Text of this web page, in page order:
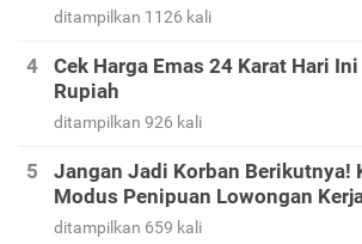
ditampilkan 1126 kali
Cek Harga Emas 24 Karat Hari
Rupiah
ditampilkan 926 kali
Jangan Jadi Korban Berikutnya!
Modus Penipuan Lowongan
ditampilkan 659 kali